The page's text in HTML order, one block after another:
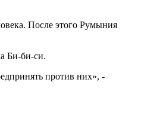
После этого Румыния
Би-би-си.
против них», -